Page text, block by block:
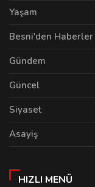
Yaşam
Besni'den Haberler
Gündem
Güncel
Siyaset
Asayiş
HIZLI MENÜ